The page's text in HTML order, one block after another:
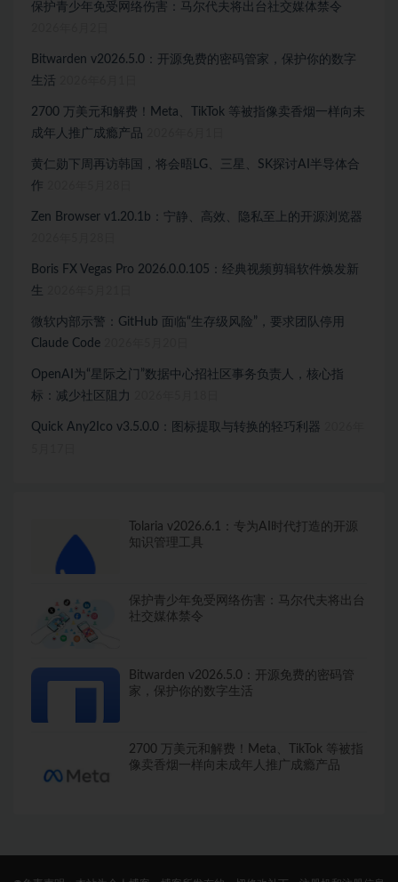
保护青少年免受网络伤害：马尔代夫将出台社交媒体禁令
Bitwarden v2026.5.0：开源免费的密码管家，保护你的数字
生活
2700 万美元和解费！Meta、TikTok 等被指像卖香烟一样向未
成年人推广成瘾产品
黄仁勋下周再访韩国，将会晤LG、三星、SK探讨AI半导体合
作
Zen Browser v1.20.1b：宁静、高效、隐私至上的开源浏览器
Boris FX Vegas Pro 2026.0.0.105：经典视频剪辑软件焕发新
生
微软内部示警：GitHub 面临“生存级风险”，要求团队停用
Claude Code
OpenAI为“星际之门”数据中心招社区事务负责人，核心指
标：减少社区阻力
Quick Any2Ico v3.5.0.0：图标提取与转换的轻巧利器
Tolaria v2026.6.1：专为AI时代打造的开源
知识管理工具
保护青少年免受网络伤害：马尔代夫将出台
社交媒体禁令
Bitwarden v2026.5.0：开源免费的密码管
家，保护你的数字生活
2700 万美元和解费！Meta、TikTok 等被指
像卖香烟一样向未成年人推广成瘾产品